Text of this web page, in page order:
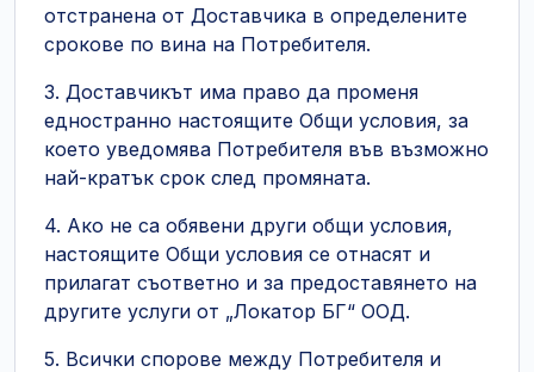
отстранена от Доставчика в определените
срокове по вина на Потребителя.
3. Доставчикът има право да променя
едностранно настоящите Общи условия, за
което уведомява Потребителя във възможно
най-кратък срок след промяната.
4. Ако не са обявени други общи условия,
настоящите Общи условия се отнасят и
прилагат съответно и за предоставянето на
другите услуги от „Локатор БГ“ ООД.
5. Всички спорове между Потребителя и